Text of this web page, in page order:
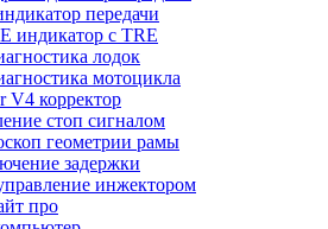
передачи
индикатор с TRE
лодок
мотоцикла
V4 корректор
стоп сигналом
геометрии рамы
задержки
инжектором
про